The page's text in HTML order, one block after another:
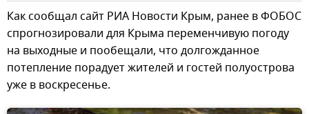
Как сообщал сайт РИА Новости Крым, ранее в ФОБОС
спрогнозировали для Крыма переменчивую погоду
на выходные и пообещали, что долгожданное
потепление порадует жителей и гостей полуострова
уже в воскресенье.